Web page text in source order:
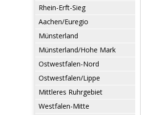
Rhein-Erft-Sieg
Aachen/Euregio
Münsterland
Münsterland/Hohe Mark
Ostwestfalen-Nord
Ostwestfalen/Lippe
Mittleres Ruhrgebiet
Westfalen-Mitte